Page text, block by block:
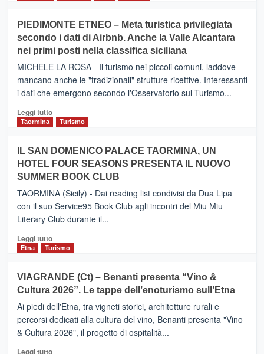
CATANIA
–
Inaugurato
il
nuovo
collegamento
tra
e
Zanzibar
da
Neos
PIEDIMONTE ETNEO – Meta turistica privilegiata
secondo i dati di Airbnb. Anche la Valle Alcantara
nei primi posti nella classifica siciliana
MICHELE LA ROSA - Il turismo nei piccoli comuni, laddove
mancano anche le "tradizionali" strutture ricettive. Interessanti
i dati che emergono secondo l'Osservatorio sul Turismo...
Leggi tuttoLeggi
PIEDIMONTE
ETNEO
–
Meta
turistica
privilegiata
secondo
dati
di
Anche
la
Alcantara
nei
primi
Taormina Turismo
IL SAN DOMENICO PALACE TAORMINA, UN
HOTEL FOUR SEASONS PRESENTA IL NUOVO
SUMMER BOOK CLUB
TAORMINA (Sicily) - Dai reading list condivisi da Dua Lipa
con il suo Service95 Book Club agli incontri del Miu Miu
Literary Club durante il...
Leggi tuttoLeggi
di
IL
SAN
DOMENICO
PALACE
TAORMINA,
UN
HOTEL
Etna Turismo
VIAGRANDE (Ct) – Benanti presenta “Vino &
Cultura 2026”. Le tappe dell’enoturismo sull’Etna
Ai piedi dell'Etna, tra vigneti storici, architetture rurali e
percorsi dedicati alla cultura del vino, Benanti presenta "Vino
& Cultura 2026", il progetto di ospitalità...
Leggi